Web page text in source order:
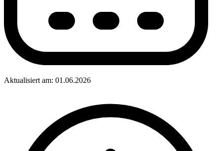
Aktualisiert am: 01.06.2026